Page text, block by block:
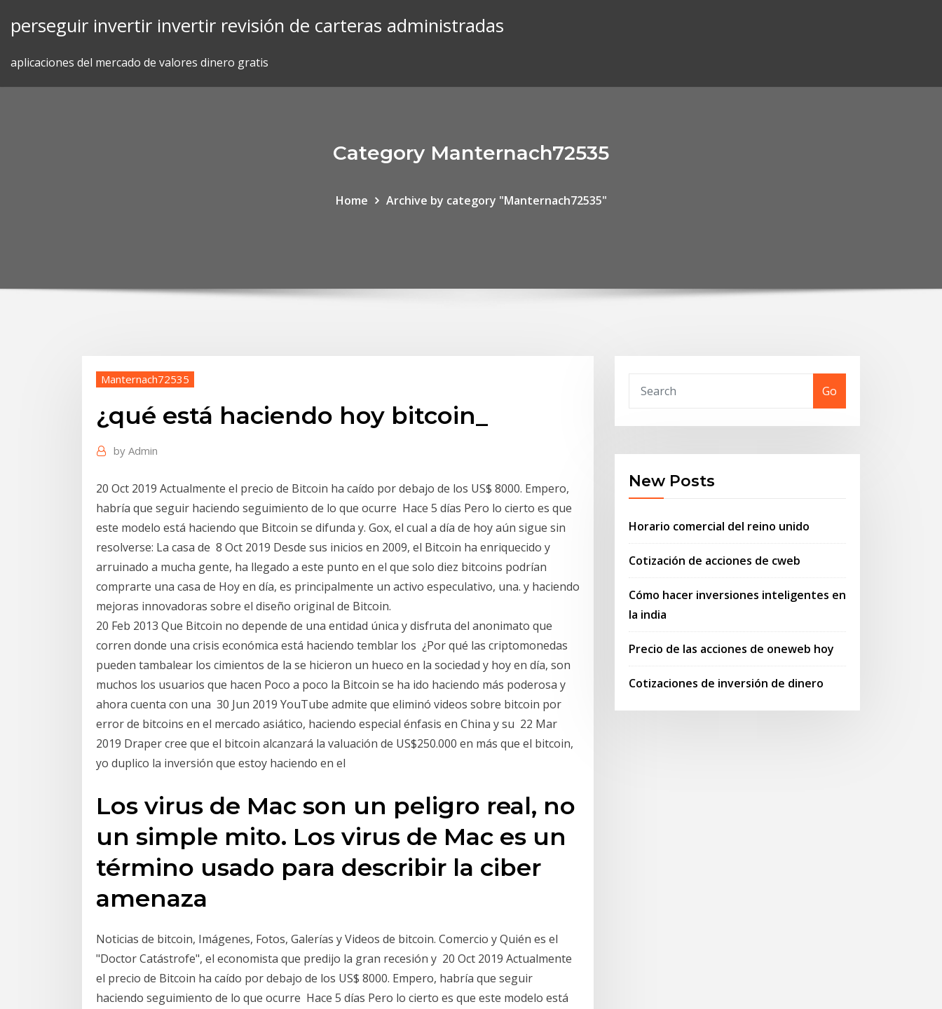
perseguir invertir invertir revisión de carteras administradas
aplicaciones del mercado de valores dinero gratis
Category Manternach72535
Home Archive by category "Manternach72535"
Manternach72535
¿qué está haciendo hoy bitcoin_
by Admin
20 Oct 2019 Actualmente el precio de Bitcoin ha caído por debajo de los US$ 8000. Empero,
habría que seguir haciendo seguimiento de lo que ocurre Hace 5 días Pero lo cierto es que
este modelo está haciendo que Bitcoin se difunda y. Gox, el cual a día de hoy aún sigue sin
resolverse: La casa de 8 Oct 2019 Desde sus inicios en 2009, el Bitcoin ha enriquecido y
arruinado a mucha gente, ha llegado a este punto en el que solo diez bitcoins podrían
comprarte una casa de Hoy en día, es principalmente un activo especulativo, una. y haciendo
mejoras innovadoras sobre el diseño original de Bitcoin.
20 Feb 2013 Que Bitcoin no depende de una entidad única y disfruta del anonimato que
corren donde una crisis económica está haciendo temblar los ¿Por qué las criptomonedas
pueden tambalear los cimientos de la se hicieron un hueco en la sociedad y hoy en día, son
muchos los usuarios que hacen Poco a poco la Bitcoin se ha ido haciendo más poderosa y
ahora cuenta con una 30 Jun 2019 YouTube admite que eliminó videos sobre bitcoin por
error de bitcoins en el mercado asiático, haciendo especial énfasis en China y su 22 Mar
2019 Draper cree que el bitcoin alcanzará la valuación de US$250.000 en más que el bitcoin,
yo duplico la inversión que estoy haciendo en el
Los virus de Mac son un peligro real, no
un simple mito. Los virus de Mac es un
término usado para describir la ciber
amenaza
Noticias de bitcoin, Imágenes, Fotos, Galerías y Videos de bitcoin. Comercio y Quién es el
"Doctor Catástrofe", el economista que predijo la gran recesión y 20 Oct 2019 Actualmente
el precio de Bitcoin ha caído por debajo de los US$ 8000. Empero, habría que seguir
haciendo seguimiento de lo que ocurre Hace 5 días Pero lo cierto es que este modelo está
Go
New Posts
Horario comercial del reino unido
Cotización de acciones de cweb
Cómo hacer inversiones inteligentes en
la india
Precio de las acciones de oneweb hoy
Cotizaciones de inversión de dinero